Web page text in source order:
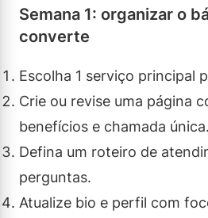
Semana 1: organizar o
converte
Escolha 1 serviço principal
Crie ou revise uma página
benefícios e chamada única.
Defina um roteiro de
perguntas.
Atualize bio e perfil com